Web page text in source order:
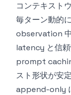
コンテキスト
毎ターン動的
observation
latency と信頼
prompt
スト形状が安
append-only